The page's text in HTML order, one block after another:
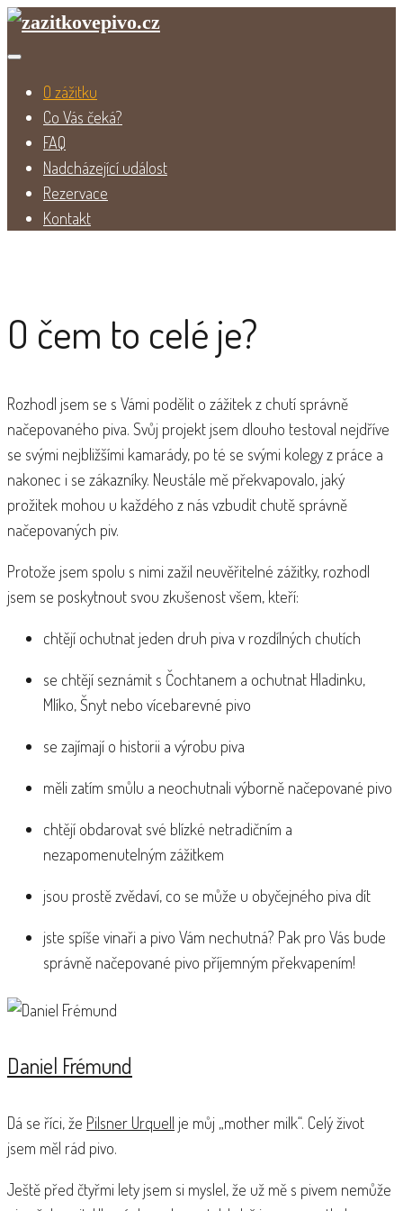
Skip
O zážitku
Co Vás čeká?
FAQ
Nadcházející událost
Rezervace
Kontakt
zážitku
O čem to celé je?
Rozhodl jsem se s Vámi podělit o zážitek z chutí správně
načepovaného piva. Svůj projekt jsem dlouho testoval nejdříve
se svými nejbližšími kamarády, po té se svými kolegy z práce a
nakonec i se zákazníky. Neustále mě překvapovalo, jaký
prožitek mohou u každého z nás vzbudit chutě správně
načepovaných piv.
Protože jsem spolu s nimi zažil neuvěřitelné zážitky, rozhodl
jsem se poskytnout svou zkušenost všem, kteří:
chtějí ochutnat jeden druh piva v rozdílných chutích
se chtějí seznámit s Čochtanem a ochutnat Hladinku,
Mlíko, Šnyt nebo vícebarevné pivo
se zajímají o historii a výrobu piva
měli zatím smůlu a neochutnali výborně načepované pivo
chtějí obdarovat své blízké netradičním a
nezapomenutelným zážitkem
jsou prostě zvědaví, co se může u obyčejného piva dít
jste spíše vinaři a pivo Vám nechutná? Pak pro Vás bude
správně načepované pivo příjemným překvapením!
Daniel Frémund
Dá se říci, že Pilsner Urquell je můj „mother milk“. Celý život
jsem měl rád pivo.
Ještě před čtyřmi lety jsem si myslel, že už mě s pivem nemůže